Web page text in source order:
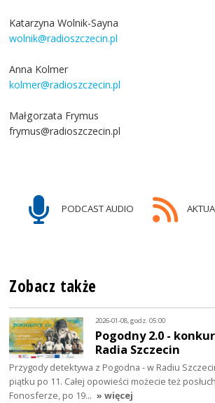
Katarzyna Wolnik-Sayna
wolnik@radioszczecin.pl
Anna Kolmer
kolmer@radioszczecin.pl
Małgorzata Frymus
frymus@radioszczecin.pl
PODCAST AUDIO
Zobacz także
2026-01-08, godz. 05:00
Pogodny 2.0 -
Radia Szczecin
Przygody detektywa z Pogodna - w Radiu
piątku po 11. Całej opowieści możecie też
Fonosferze, po 19… » więcej